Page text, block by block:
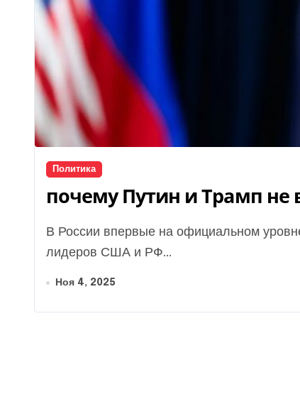
Политика
почему Путин и Трамп не
В России впервые на официальном уровне признали отсутствие причин для встречи
лидеров США и РФ...
Ноя 4, 2025